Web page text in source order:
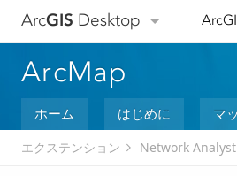
ArcGIS Desktop
ArcMap
ホーム はじめに マ
エクステンション Network Analyst